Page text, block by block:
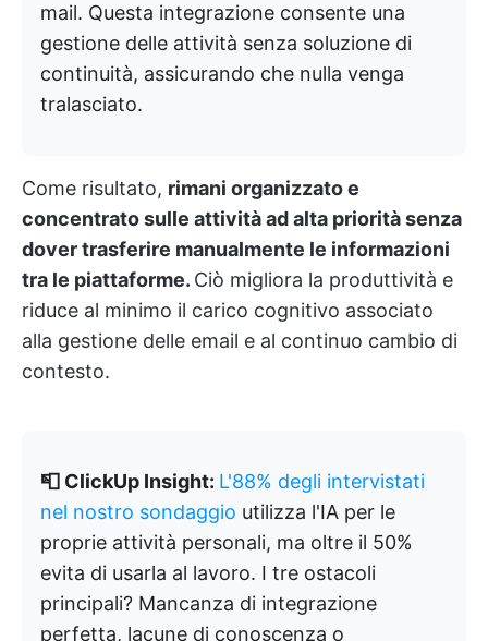
mail. Questa integrazione consente una
gestione delle attività senza soluzione di
continuità, assicurando che nulla venga
tralasciato.
Come risultato, rimani organizzato e
concentrato sulle attività ad alta priorità senza
dover trasferire manualmente le informazioni
tra le piattaforme. Ciò migliora la produttività e
riduce al minimo il carico cognitivo associato
alla gestione delle email e al continuo cambio di
contesto.
📮 ClickUp Insight: L'88% degli intervistati
nel nostro sondaggio utilizza l'IA per le
proprie attività personali, ma oltre il 50%
evita di usarla al lavoro. I tre ostacoli
principali? Mancanza di integrazione
perfetta, lacune di conoscenza o